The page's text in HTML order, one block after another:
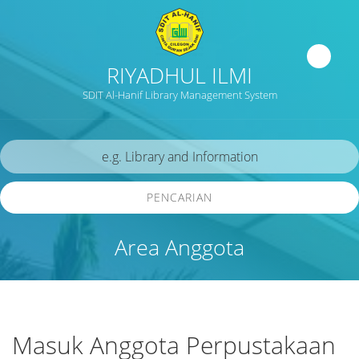
RIYADHUL ILMI
SDIT Al-Hanif Library Management System
Area Anggota
PENCARIAN
Masuk Anggota Perpustakaan